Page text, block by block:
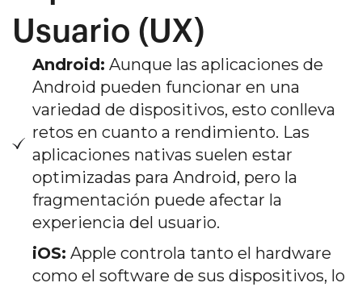
Usuario (UX)
Android: Aunque las aplicaciones de
Android pueden funcionar en una
variedad de dispositivos, esto conlleva
retos en cuanto a rendimiento. Las
aplicaciones nativas suelen estar
optimizadas para Android, pero la
fragmentación puede afectar la
experiencia del usuario.
iOS: Apple controla tanto el hardware
como el software de sus dispositivos, lo